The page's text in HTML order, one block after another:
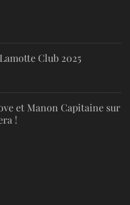
Club 2025
et Manon Capitaine sur
!